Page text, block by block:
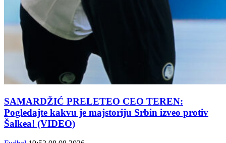
SAMARDŽIĆ PRELETEO CEO TEREN:
Pogledajte kakvu je majstoriju Srbin izveo protiv
Šalkea! (VIDEO)